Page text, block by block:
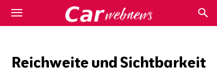
Carwebnews.com
Reichweite und Sichtbarkeit